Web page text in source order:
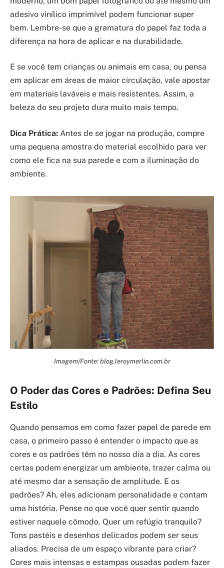
adesivo vinílico imprimível podem funcionar super
bem. Lembre-se que a gramatura do papel faz toda a
diferença na hora de aplicar e na durabilidade.
E se você tem crianças ou animais em casa, ou pensa
em aplicar em áreas de maior circulação, vale apostar
em materiais laváveis e mais resistentes. Assim, a
beleza do seu projeto dura muito mais tempo.
Dica Prática: Antes de se jogar na produção, compre
uma pequena amostra do material escolhido para ver
como ele fica na sua parede e com a iluminação do
ambiente.
Imagem/Fonte: blog.leroymerlin.com.br
O Poder das Cores e Padrões: Defina Seu
Estilo
Quando pensamos em como fazer papel de parede em
casa, o primeiro passo é entender o impacto que as
cores e os padrões têm no nosso dia a dia. As cores
certas podem energizar um ambiente, trazer calma ou
até mesmo dar a sensação de amplitude. E os
padrões? Ah, eles adicionam personalidade e contam
uma história. Pense no que você quer sentir quando
estiver naquele cômodo. Quer um refúgio tranquilo?
Tons pastéis e desenhos delicados podem ser seus
aliados. Precisa de um espaço vibrante para criar?
Cores mais intensas e estampas ousadas podem fazer